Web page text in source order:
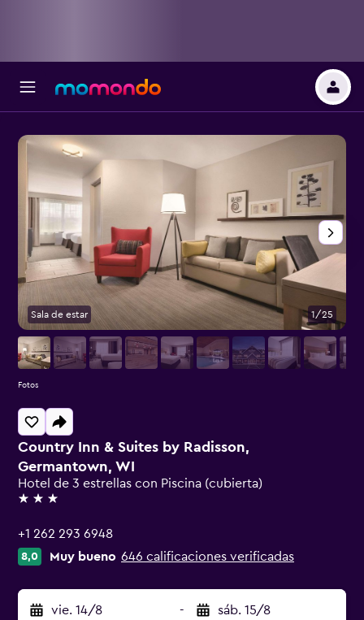
Country Inn & Suites by Radisson,
Germantown, WI
Hotel de 3 estrellas con Piscina (cubierta)
3 estrellas
+1 262 293 6948
8,0 Muy bueno 646 calificaciones verificadas
vie. 14/8 - sáb. 15/8
Sala de estar 1/25
Fotos